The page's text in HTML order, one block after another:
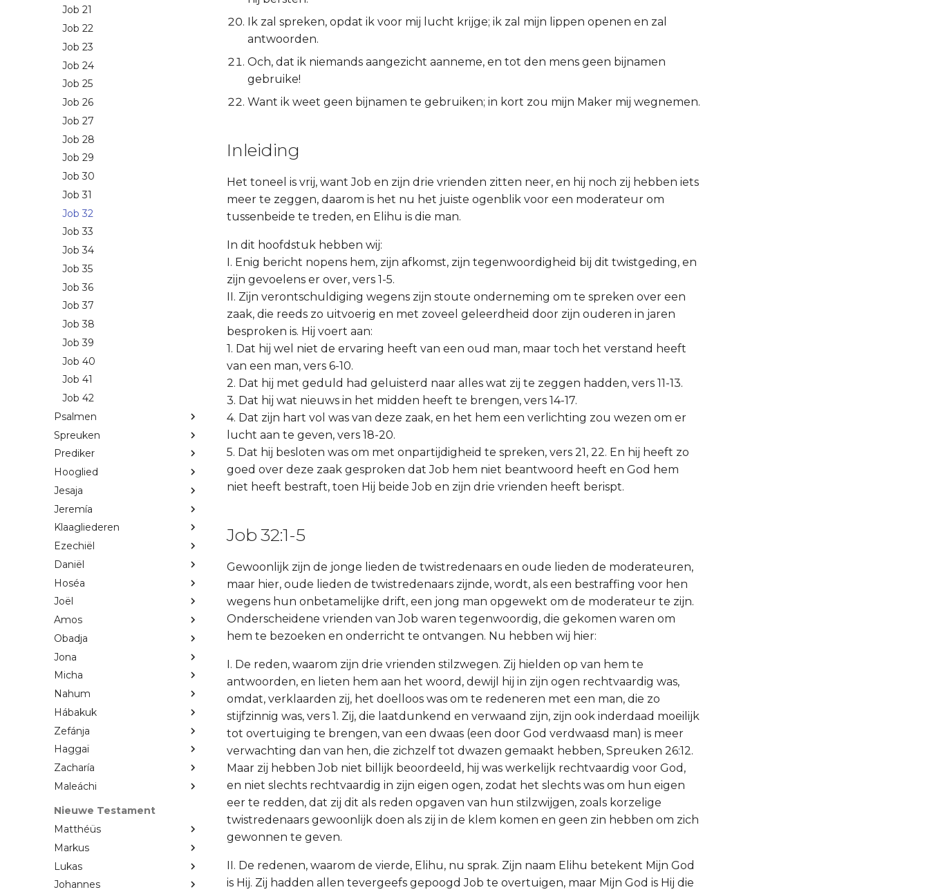
Job 21
Job 22
Job 23
Job 24
Job 25
Job 26
Job 27
Job 28
Job 29
Job 30
Job 31
Job 32
Job 33
Job 34
Job 35
Job 36
Job 37
Job 38
Job 39
Job 40
Job 41
Job 42
Psalmen
Spreuken
Prediker
Hooglied
Jesaja
Jeremía
Klaagliederen
Ezechiël
Daniël
Hoséa
Joël
Amos
Obadja
Jona
Micha
Nahum
Hábakuk
Zefánja
Haggaï
Zacharía
Maleáchi
Nieuwe Testament
Matthéüs
Markus
Lukas
Johannes
Ik zal spreken, opdat ik voor mij lucht krijge; ik zal mijn lippen openen en zal
antwoorden.
Och, dat ik niemands aangezicht aanneme, en tot den mens geen bijnamen
gebruike!
Want ik weet geen bijnamen te gebruiken; in kort zou mijn Maker mij wegnemen.
Inleiding
Het toneel is vrij, want Job en zijn drie vrienden zitten neer, en hij noch zij hebben iets
meer te zeggen, daarom is het nu het juiste ogenblik voor een moderateur om
tussenbeide te treden, en Elihu is die man.
In dit hoofdstuk hebben wij:
I. Enig bericht nopens hem, zijn afkomst, zijn tegenwoordigheid bij dit twistgeding, en
zijn gevoelens er over, vers 1-5.
II. Zijn verontschuldiging wegens zijn stoute onderneming om te spreken over een
zaak, die reeds zo uitvoerig en met zoveel geleerdheid door zijn ouderen in jaren
besproken is. Hij voert aan:
1. Dat hij wel niet de ervaring heeft van een oud man, maar toch het verstand heeft
van een man, vers 6-10.
2. Dat hij met geduld had geluisterd naar alles wat zij te zeggen hadden, vers 11-13.
3. Dat hij wat nieuws in het midden heeft te brengen, vers 14-17.
4. Dat zijn hart vol was van deze zaak, en het hem een verlichting zou wezen om er
lucht aan te geven, vers 18-20.
5. Dat hij besloten was om met onpartijdigheid te spreken, vers 21, 22. En hij heeft zo
goed over deze zaak gesproken dat Job hem niet beantwoord heeft en God hem
niet heeft bestraft, toen Hij beide Job en zijn drie vrienden heeft berispt.
Job 32:1-5
Gewoonlijk zijn de jonge lieden de twistredenaars en oude lieden de moderateuren,
maar hier, oude lieden de twistredenaars zijnde, wordt, als een bestraffing voor hen
wegens hun onbetamelijke drift, een jong man opgewekt om de moderateur te zijn.
Onderscheidene vrienden van Job waren tegenwoordig, die gekomen waren om
hem te bezoeken en onderricht te ontvangen. Nu hebben wij hier:
I. De reden, waarom zijn drie vrienden stilzwegen. Zij hielden op van hem te
antwoorden, en lieten hem aan het woord, dewijl hij in zijn ogen rechtvaardig was,
omdat, verklaarden zij, het doelloos was om te redeneren met een man, die zo
stijfzinnig was, vers 1. Zij, die laatdunkend en verwaand zijn, zijn ook inderdaad moeilijk
tot overtuiging te brengen, van een dwaas (een door God verdwaasd man) is meer
verwachting dan van hen, die zichzelf tot dwazen gemaakt hebben, Spreuken 26:12.
Maar zij hebben Job niet billijk beoordeeld, hij was werkelijk rechtvaardig voor God,
en niet slechts rechtvaardig in zijn eigen ogen, zodat het slechts was om hun eigen
eer te redden, dat zij dit als reden opgaven van hun stilzwijgen, zoals korzelige
twistredenaars gewoonlijk doen als zij in de klem komen en geen zin hebben om zich
gewonnen te geven.
II. De redenen, waarom de vierde, Elihu, nu sprak. Zijn naam Elihu betekent Mijn God
is Hij. Zij hadden allen tevergeefs gepoogd Job te overtuigen, maar Mijn God is Hij die